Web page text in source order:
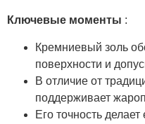
Ключевые моменты :
Кремниевый золь
поверхности и
В отличие от
поддерживает
Его точность